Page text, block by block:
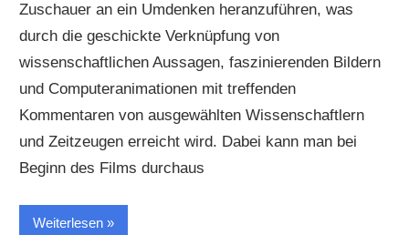
Zuschauer an ein Umdenken heranzuführen, was
durch die geschickte Verknüpfung von
wissenschaftlichen Aussagen, faszinierenden Bildern
und Computeranimationen mit treffenden
Kommentaren von ausgewählten Wissenschaftlern
und Zeitzeugen erreicht wird. Dabei kann man bei
Beginn des Films durchaus
Weiterlesen